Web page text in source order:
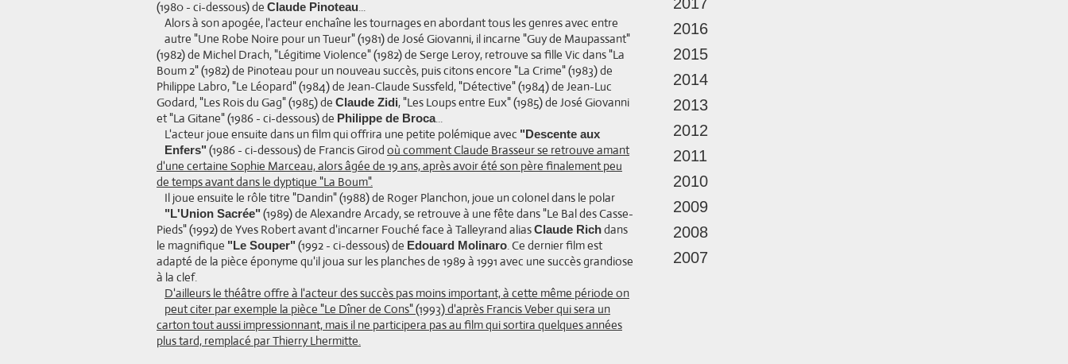
(1980 - ci-dessous) de Claude Pinoteau...
Alors à son apogée, l'acteur enchaîne les tournages en abordant tous les genres avec entre
autre "Une Robe Noire pour un Tueur" (1981) de José Giovanni, il incarne "Guy de Maupassant"
(1982) de Michel Drach, "Légitime Violence" (1982) de Serge Leroy, retrouve sa fille Vic dans "La
Boum 2" (1982) de Pinoteau pour un nouveau succès, puis citons encore "La Crime" (1983) de
Philippe Labro, "Le Léopard" (1984) de Jean-Claude Sussfeld, "Détective" (1984) de Jean-Luc
Godard, "Les Rois du Gag" (1985) de Claude Zidi, "Les Loups entre Eux" (1985) de José Giovanni
et "La Gitane" (1986 - ci-dessous) de Philippe de Broca...
L'acteur joue ensuite dans un film qui offrira une petite polémique avec "Descente aux
Enfers" (1986 - ci-dessous) de Francis Girod où comment Claude Brasseur se retrouve amant
d'une certaine Sophie Marceau, alors âgée de 19 ans, après avoir été son père finalement peu
de temps avant dans le dyptique "La Boum".
Il joue ensuite le rôle titre "Dandin" (1988) de Roger Planchon, joue un colonel dans le polar
"L'Union Sacrée" (1989) de Alexandre Arcady, se retrouve à une fête dans "Le Bal des Casse-
Pieds" (1992) de Yves Robert avant d'incarner Fouché face à Talleyrand aliasClaude Richdans
le magnifique "Le Souper" (1992 - ci-dessous) de Edouard Molinaro. Ce dernier film est
adapté de la pièce éponyme qu'il joua sur les planches de 1989 à 1991 avec une succès grandiose
à la clef.
D'ailleurs le théâtre offre à l'acteur des succès pas moins important, à cette même période on
peut citer par exemple la pièce "Le Dîner de Cons" (1993) d'après Francis Veber qui sera un
carton tout aussi impressionnant, mais il ne participera pas au film qui sortira quelques années
plus tard, remplacé par Thierry Lhermitte.
2016
2015
2014
2013
2012
2011
2010
2009
2008
2007